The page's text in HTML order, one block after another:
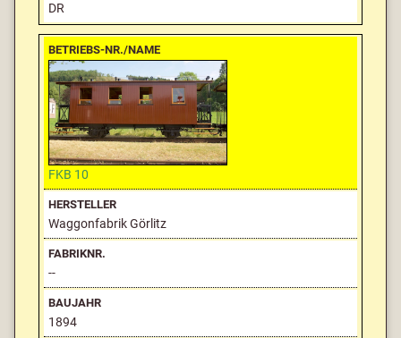
DR
FKB 10
Waggonfabrik Görlitz
--
1894